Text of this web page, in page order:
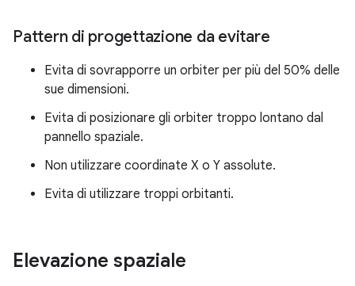
Pattern di progettazione da evitare
Evita di sovrapporre un orbiter per più del 50% delle
sue dimensioni.
Evita di posizionare gli orbiter troppo lontano dal
pannello spaziale.
Non utilizzare coordinate X o Y assolute.
Evita di utilizzare troppi orbitanti.
Elevazione spaziale